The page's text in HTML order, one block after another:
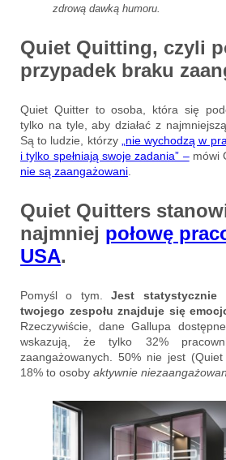
zdrową dawką humoru.
Quiet Quitting, czyli
przypadek braku
Quiet Quitter to osoba, która się
tylko na tyle, aby działać z
Są to ludzie, którzy
„nie wychodzą w
i tylko spełniają swoje zadania” –mówi
nie są zaangażowani
Quiet Quitters
najmniej połowę
USA.
Pomyśl o tym.Jest statystycznie
twojego zespołu znajduje się
Rzeczywiście, dane Gallupa
wskazują, że tylko 32%
zaangażowanych. 50% nie jest (Quiet
18% to osoby aktywnie